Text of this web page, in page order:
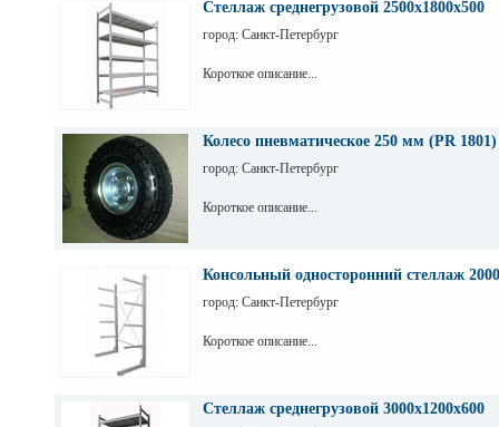
Стеллаж среднегрузовой 2500х1800х500
город: Санкт-Петербург
Короткое описание...
Колесо пневматическое 250 мм (PR 1801)
город: Санкт-Петербург
Короткое описание...
Консольный односторонний стеллаж
город: Санкт-Петербург
Короткое описание...
Стеллаж среднегрузовой 3000х1200х600